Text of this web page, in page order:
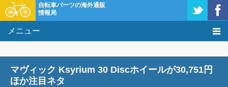
自転車パーツの海外通販
情報局
メニュー
マヴィック Ksyrium 30 Discホイールが30,751円
ほか注目ネタ